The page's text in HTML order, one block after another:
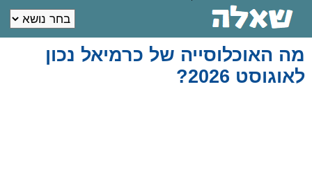
מה האוכלוסייה של כרמיאל נכון
לאוגוסט 2026?